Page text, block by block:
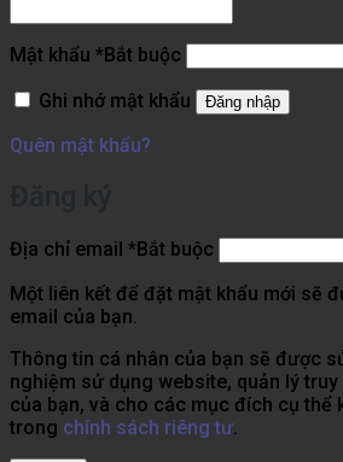
Mật khẩu *Bắt buộc
Ghi nhớ mật khẩu
Đăng nhập
Quên mật khẩu?
Địa chỉ email * Bắt buộc
Một liên kết để đặt mật khẩu mới sẽ
email của bạn.
Thông tin cá nhân của bạn sẽ được
nghiệm sử dụng website, quản lý
của bạn, và cho các mục đích cụ thể
trong chính sách riêng tư.